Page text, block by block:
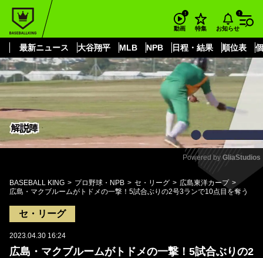
動画 特集 お知らせ
最新ニュース 大谷翔平 MLB NPB 日程・結果 順位表
もっと見る
Mute
Powered by GliaStudios
BASEBALL KING プロ野球・NPB セ・リーグ
広島東洋カープ
広島・マクブルームがトドメの一撃！5試合ぶりの2号3ランで10点目を奪う
セ・リーグ
2023.04.30 16:24
広島・マクブルームがトドメの一撃！5試合ぶりの2